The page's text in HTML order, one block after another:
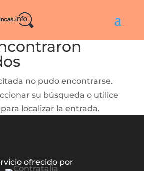
no pudo encontrarse.
su búsqueda o utilice
localizar la entrada.
ofrecido por